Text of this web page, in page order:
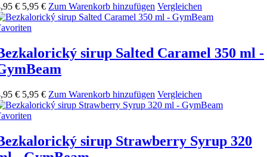
€ 5,95 € Zum Warenkorb hinzufügen Vergleichen
sirup Salted Caramel 350 ml -
€ 5,95 € Zum Warenkorb hinzufügen Vergleichen
sirup Strawberry Syrup 320